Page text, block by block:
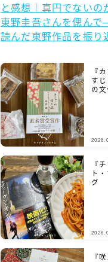
と感想｜真円でないの
東野圭吾さんを偲ん
読んだ東野作品を振り
『
す
の文
『
ト
グ
『